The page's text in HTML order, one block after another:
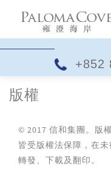
+852
版權
© 2017 信和集團。版
皆受版權法保障，在
轉發、下載及翻印。